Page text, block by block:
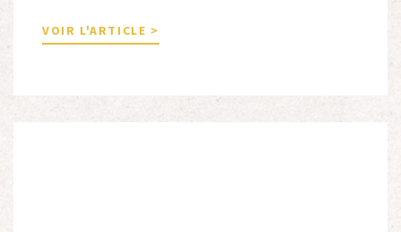
Cordeboeuf, Christophe Touron et Agnès Dioné,
Nouvelles Sources Éditions, 2026. Ils venaient
autres […]
VOIR L'ARTICLE >